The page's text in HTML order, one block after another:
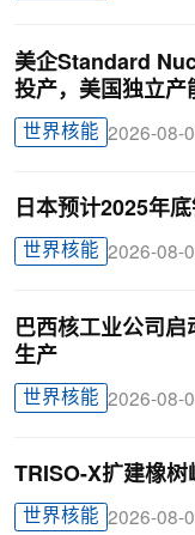
美企Standard
投产，美国独立产
世界核能 2026-08-
日本预计2025年
世界核能 2026-08-
巴西核工业公司
生产
世界核能 2026-08-
TRISO-X扩建橡
世界核能 2026-08-